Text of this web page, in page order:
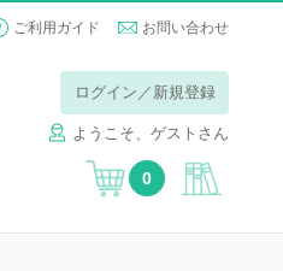
ご利用ガイド お問い合わせ
ログイン／新規登録
ようこそ、ゲストさん
0